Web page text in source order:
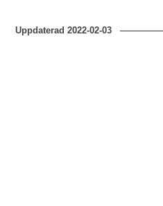
Uppdaterad2022-02-03